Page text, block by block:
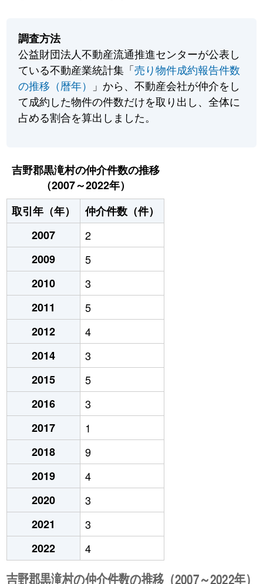
調査方法
公益財団法人不動産流通推進センターが公表し
ている不動産業統計集「売り物件成約報告件数
の推移（暦年）
」から、不動産会社が仲介をし
て成約した物件の件数だけを取り出し、全体に
占める割合を算出しました。
吉野郡黒滝村の仲介件数の推移
（2007～2022年）
取引年（年）
仲介件数（件）
2007
2
2009
5
2010
3
2011
5
2012
4
2014
3
2015
5
2016
3
2017
1
2018
9
2019
4
2020
3
2021
3
2022
4